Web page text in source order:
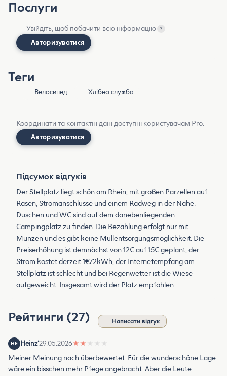
Послуги
Увійдіть, щоб побачити всю інформацію ?
Авторизуватися
Теги
Велосипед Хлібна служба
Координати та контактні дані доступні користувачам Pro.
Авторизуватися
Підсумок відгуків
Der Stellplatz liegt schön am Rhein, mit großen Parzellen auf
Rasen, Stromanschlüsse und einem Radweg in der Nähe.
Duschen und WC sind auf dem danebenliegenden
Campingplatz zu finden. Die Bezahlung erfolgt nur mit
Münzen und es gibt keine Müllentsorgungsmöglichkeit. Die
Preiserhöhung ist demnächst von 12€ auf 15€ geplant, der
Strom kostet derzeit 1€/2kWh, der Internetempfang am
Stellplatz ist schlecht und bei Regenwetter ist die Wiese
aufgeweicht. Insgesamt wird der Platz empfohlen.
Рейтинги (27) Написати відгук
HE Heinz‘29.05.2026★ ★ ★ ★ ★
Meiner Meinung nach überbewertet. Für die wunderschöne Lage
wäre ein bisschen mehr Pfege angebracht. Aber die Leute